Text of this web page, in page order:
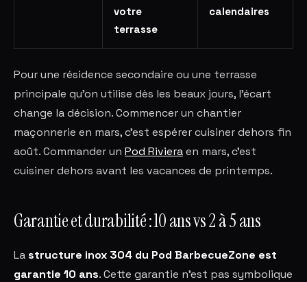
votre
terrasse
calendaires
Pour une résidence secondaire ou une terrasse
principale qu'on utilise dès les beaux jours, l'écart
change la décision. Commencer un chantier
maçonnerie en mars, c'est espérer cuisiner dehors fin
août. Commander un Pod Rivieraen mars, c'est
cuisiner dehors avant les vacances de printemps.
Garantie et durabilité : 10 ans vs 2 à 5 ans
Lastructure inox 304 du Pod BarbecueZone est
garantie 10 ans. Cette garantie n'est pas symbolique